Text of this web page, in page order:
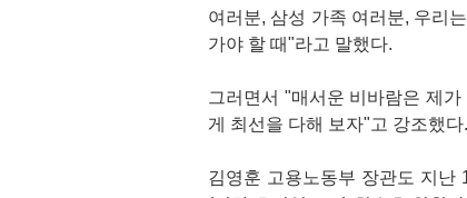
여러분, 삼성 가족 여러분, 우리
가야 할 때"라고 말했다.
그러면서 "매서운 비바람은 제
게 최선을 다해 보자"고 강조했다.
김영훈 고용노동부 장관도 지난